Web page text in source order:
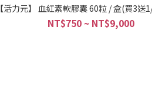
【活力元】 血紅素軟膠囊 60粒 / 盒(買3送
NT$750 ~ NT$9,000